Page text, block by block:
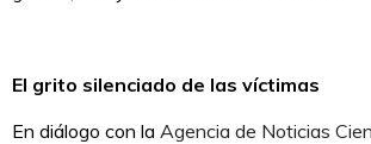
El grito silenciado de las víctimas
En diálogo con la Agencia de Noticias